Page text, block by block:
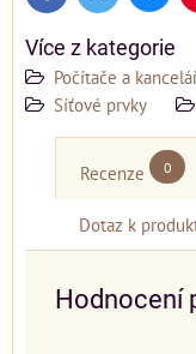
Více z kategorie
Počítače a
Síťové prvky
Recenze 0
Dotaz k
Hodnocení